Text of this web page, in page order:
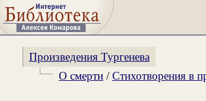
Произведения Тургенева
О смерти/Стихотворения в